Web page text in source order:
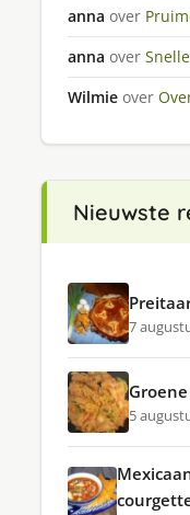
anna over
anna over
Wilmie over
Nieuwste
7
5